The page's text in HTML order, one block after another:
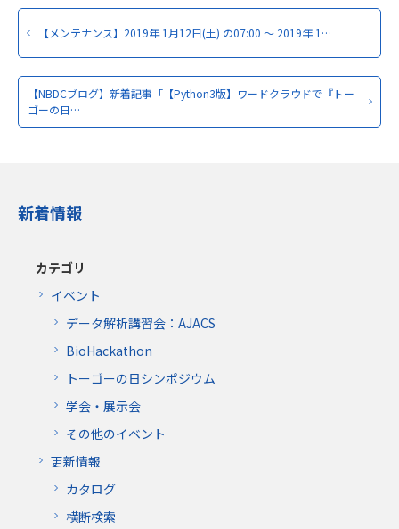
【メンテナンス】2019年 1月12日(土) の07:00 ～ 2019年 1…
【NBDCブログ】新着記事「【Python3版】ワードクラウドで『トー
ゴーの日…
新着情報
カテゴリ
イベント
データ解析講習会：AJACS
BioHackathon
トーゴーの日シンポジウム
学会・展示会
その他のイベント
更新情報
カタログ
横断検索